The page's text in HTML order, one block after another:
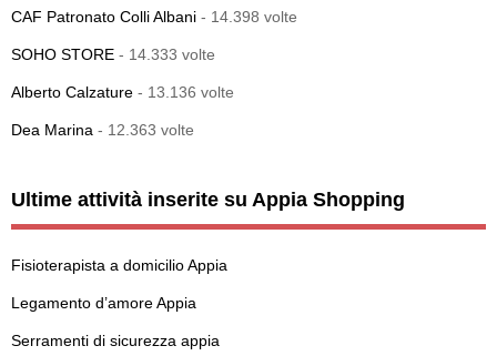
CAF Patronato Colli Albani - 14.398 volte
SOHO STORE - 14.333 volte
Alberto Calzature - 13.136 volte
Dea Marina - 12.363 volte
Ultime attività inserite su Appia Shopping
Fisioterapista a domicilio Appia
Legamento d’amore Appia
Serramenti di sicurezza appia